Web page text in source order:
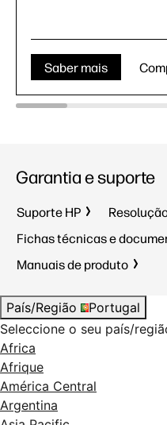
Saber mais
Garantia e suporte
Suporte HP
Fichas técnicas e
Manuais de produto
País/Região
Portugal
Seleccione o seu país/
Africa
Afrique
América Central
Argentina